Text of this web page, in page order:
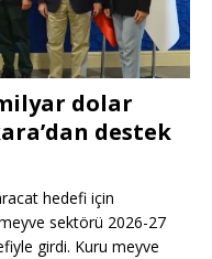
dolar
destek
hedefi için
sektörü 2026-27
girdi. Kuru meyve